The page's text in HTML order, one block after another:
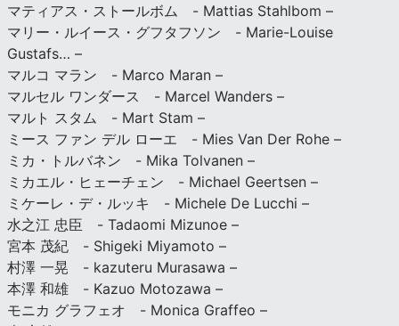
マティアス・ストールボム - Mattias Stahlbom –
マリー・ルイース・グフタフソン - Marie-Louise
Gustafs… –
マルコ マラン - Marco Maran –
マルセル ワンダース - Marcel Wanders –
マルト スタム - Mart Stam –
ミース ファン デル ローエ - Mies Van Der Rohe –
ミカ・トルバネン - Mika Tolvanen –
ミカエル・ヒェーチェン - Michael Geertsen –
ミケーレ・デ・ルッキ - Michele De Lucchi –
水之江 忠臣 - Tadaomi Mizunoe –
宮本 茂紀 - Shigeki Miyamoto –
村澤 一晃 - kazuteru Murasawa –
本澤 和雄 - Kazuo Motozawa –
モニカ グラフェオ - Monica Graffeo –